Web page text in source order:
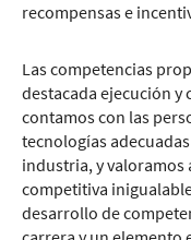
recompensas e
Las competencias
destacada ejecución y
contamos con las
tecnologías
industria, y valoramos
competitiva
desarrollo de